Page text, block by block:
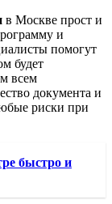
в Москве прост и
и
помогут
будет
всем
документа и
риски при
быстро и